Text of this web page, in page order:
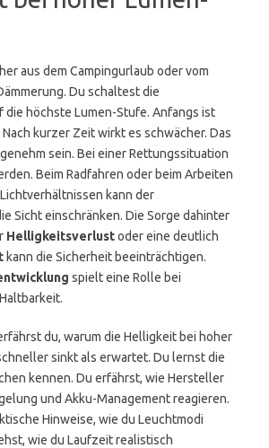
aus dem Campingurlaub oder vom
Du schaltest die
die höchste Lumen-Stufe. Anfangs ist
kurzer Zeit wirkt es schwächer. Das
sein. Bei einer Rettungssituation
Beim Radfahren oder beim Arbeiten
kann der
Sicht einschränken. Die Sorge dahinter
Helligkeitsverlustoder eine deutlich
kann die Sicherheit beeinträchtigen.
spielt eine Rolle bei
du, warum die Helligkeit bei hoher
sinkt als erwartet. Du lernst die
kennen. Du erfährst, wie Hersteller
und Akku-Management reagieren.
Hinweise, wie du Leuchtmodi
wie du Laufzeit realistisch